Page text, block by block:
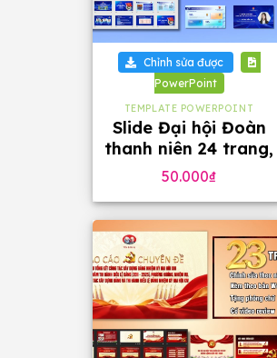
+
Chỉnh sửa được
PowerPoint
TEMPLATE POWERPOINT
Slide Đại hội Đoàn
thanh niên 24 trang,
tặng phông chữ
50.000₫